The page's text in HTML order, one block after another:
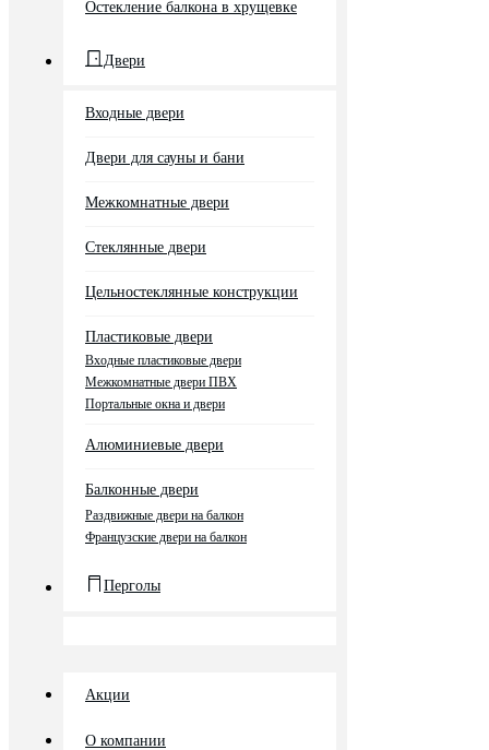
Остекление балкона в хрущевке
Двери
Входные двери
Двери для сауны и бани
Межкомнатные двери
Стеклянные двери
Цельностеклянные конструкции
Пластиковые двери
Входные пластиковые двери
Межкомнатные двери ПВХ
Портальные окна и двери
Алюминиевые двери
Балконные двери
Раздвижные двери на балкон
Французские двери на балкон
Перголы
Акции
О компании